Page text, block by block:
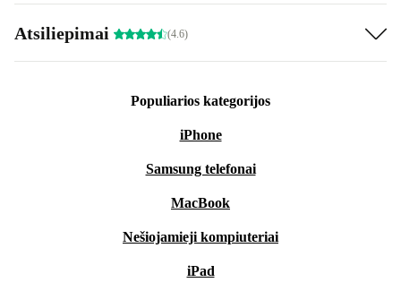
Atsiliepimai (4.6)
Populiarios kategorijos
iPhone
Samsung telefonai
MacBook
Nešiojamieji kompiuteriai
iPad